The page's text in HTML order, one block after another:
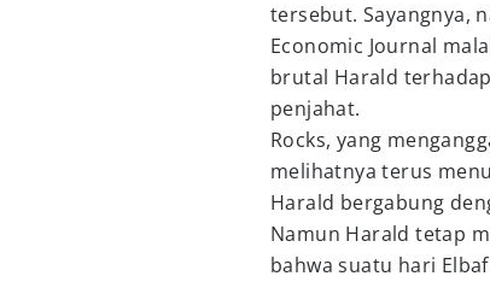
tersebut. Sayangnya,
Economic Journal
brutal Harald
penjahat.
Rocks, yang
melihatnya terus
Harald bergabung
Namun Harald tetap
bahwa suatu hari